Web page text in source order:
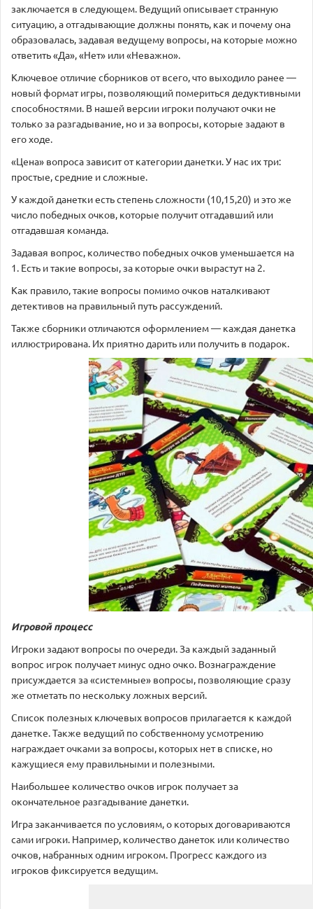
заключается в следующем. Ведущий описывает странную
ситуацию, а отгадывающие должны понять, как и почему она
образовалась, задавая ведущему вопросы, на которые можно
ответить «Да», «Нет» или «Неважно».
Ключевое отличие сборников от всего, что выходило ранее —
новый формат игры, позволяющий помериться дедуктивными
способностями. В нашей версии игроки получают очки не
только за разгадывание, но и за вопросы, которые задают в
его ходе.
«Цена» вопроса зависит от категории данетки. У нас их три:
простые, средние и сложные.
У каждой данетки есть степень сложности (10,15,20) и это же
число победных очков, которые получит отгадавший или
отгадавшая команда.
Задавая вопрос, количество победных очков уменьшается на
1. Есть и такие вопросы, за которые очки вырастут на 2.
Как правило, такие вопросы помимо очков наталкивают
детективов на правильный путь рассуждений.
Также сборники отличаются оформлением — каждая данетка
иллюстрирована. Их приятно дарить или получить в подарок.
Игровой процесс
Игроки задают вопросы по очереди. За каждый заданный
вопрос игрок получает минус одно очко. Вознаграждение
присуждается за «системные» вопросы, позволяющие сразу
же отметать по нескольку ложных версий.
Список полезных ключевых вопросов прилагается к каждой
данетке. Также ведущий по собственному усмотрению
награждает очками за вопросы, которых нет в списке, но
кажущиеся ему правильными и полезными.
Наибольшее количество очков игрок получает за
окончательное разгадывание данетки.
Игра заканчивается по условиям, о которых договариваются
сами игроки. Например, количество данеток или количество
очков, набранных одним игроком. Прогресс каждого из
игроков фиксируется ведущим.